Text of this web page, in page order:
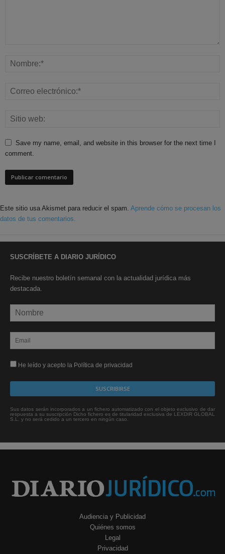
Save my name, email, and website in this browser for the next time I
comment.
Este sitio usa Akismet para reducir el spam. Aprende cómo se procesan los
datos de tus comentarios.
SUSCRÍBETE A DIARIO JURÍDICO
Recibe nuestro boletín semanal con la actualidad jurídica más
destacada.
He leído y acepto la Política de privacidad
Sus datos serán incorporados a un fichero automatizado con el objeto exclusivo de dar
respuesta a su suscripción Dicho fichero es de titularidad exclusiva de LEXDIR GLOBAL
S.L. y no será cedido a un tercero en ningún caso.
Audiencia y Publicidad
Quiénes somos
Legal
Privacidad